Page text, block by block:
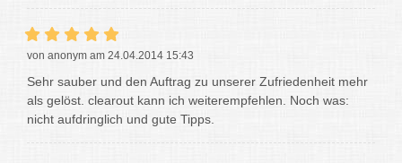
von anonym am 24.04.2014 15:43
Sehr sauber und den Auftrag zu unserer Zufriedenheit mehr
als gelöst. clearout kann ich weiterempfehlen. Noch was:
nicht aufdringlich und gute Tipps.